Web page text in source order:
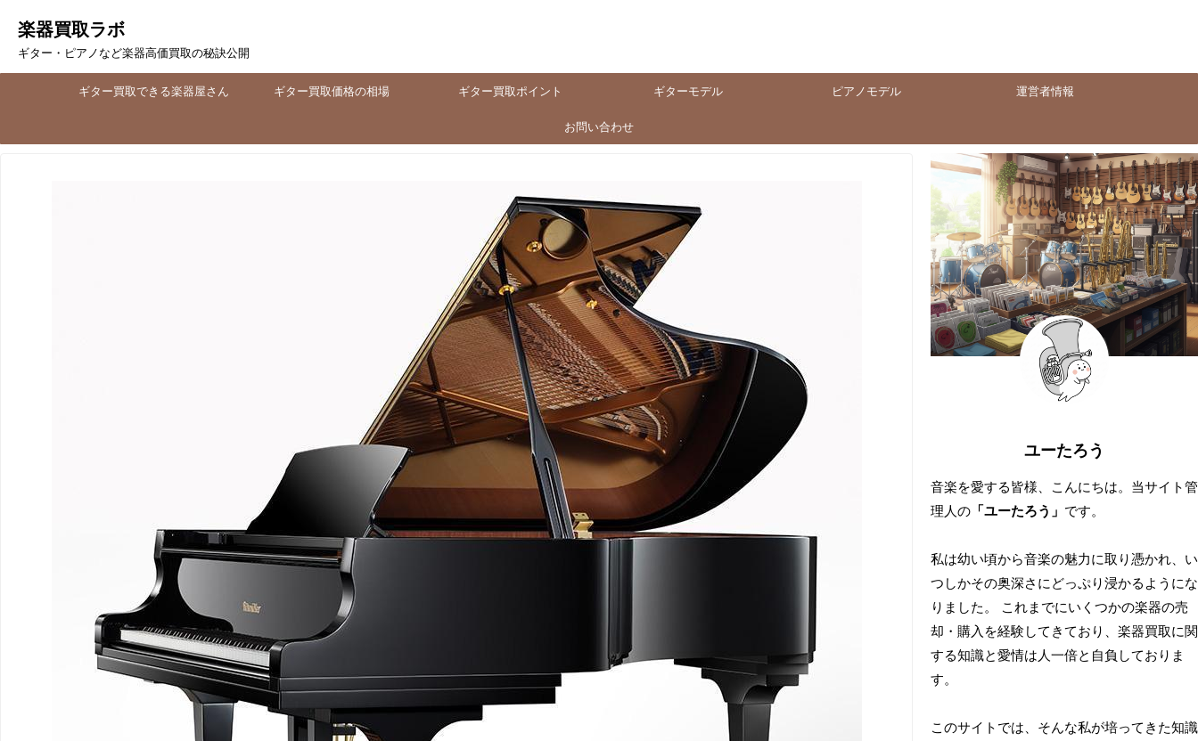
楽器買取ラボ
ギター・ピアノなど楽器高価買取の秘訣公開
ギター買取できる楽器屋さん ギター買取価格の相場 ギター買取ポイント ギターモデル ピアノモデル 運営者情報
お問い合わせ
ユーたろう
音楽を愛する皆様、こんにちは。当サイト管
理人の 「ユーたろう」 です。
私は幼い頃から音楽の魅力に取り憑かれ、い
つしかその奥深さにどっぷり浸かるようにな
りました。 これまでにいくつかの楽器の売
却・購入を経験してきており、楽器買取に関
する知識と愛情は人一倍と自負しておりま
す。
このサイトでは、そんな私が培ってきた知識